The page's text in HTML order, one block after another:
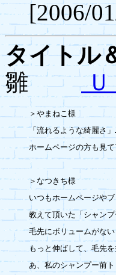
[2006/
タイトル
雛Ｕ
＞やまねこ様
「流れるような綺麗さ
ホームページの方も見
＞なつきち様
いつもホームページや
教えて頂いた「シャン
毛先にボリュームがな
もっと伸ばして、毛先
あ、私のシャンプー前